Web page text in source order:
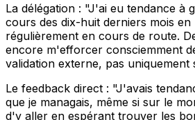
La délégation : "J'ai eu tendance à
cours des dix-huit derniers mois
régulièrement en cours de route.
encore m'efforcer consciemment
validation externe, pas
Le feedback direct : "J'avais
que je managais, même si sur le
d'y aller en espérant trouver les